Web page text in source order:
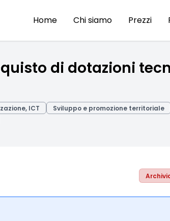
Home Chi siamo Prezzi
di dotazioni
ICT Sviluppo e promozione territoriale